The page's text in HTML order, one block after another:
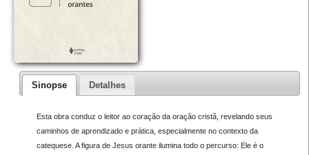
Sinopse Detalhes
Esta obra conduz o leitor ao coração da oração cristã, revelando seus
caminhos de aprendizado e prática, especialmente no contexto da
catequese. A figura de Jesus orante ilumina todo o percurso: Ele é o